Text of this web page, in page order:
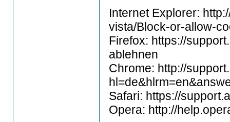
Internet Explorer:
vista/Block-or-allow-
Firefox: https://
ablehnen
Chrome: http://
Safari: https://
Opera: http://